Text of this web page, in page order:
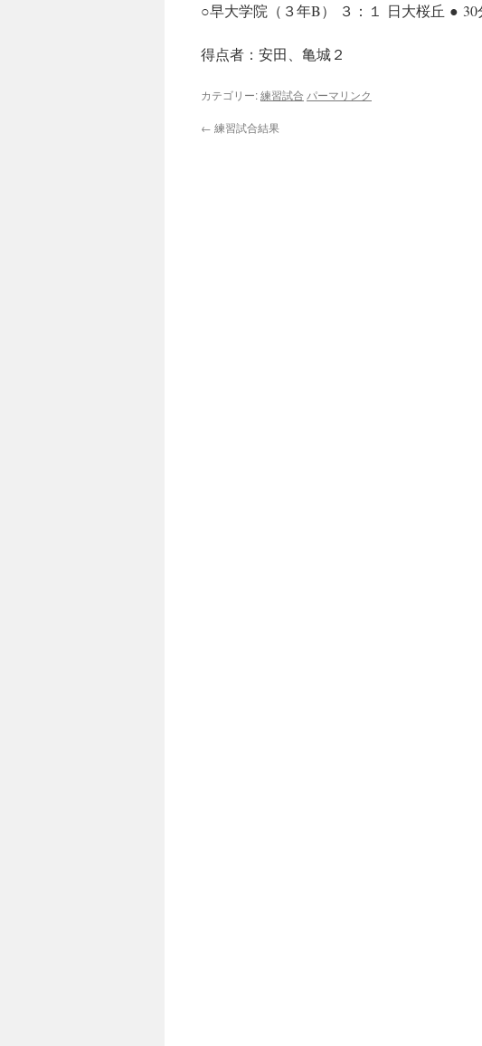
○早大学院（３年B） ３：１ 日大桜丘 ● 30
得点者：安田、亀城２
カテゴリー:練習試合 パーマリンク
← 練習試合結果